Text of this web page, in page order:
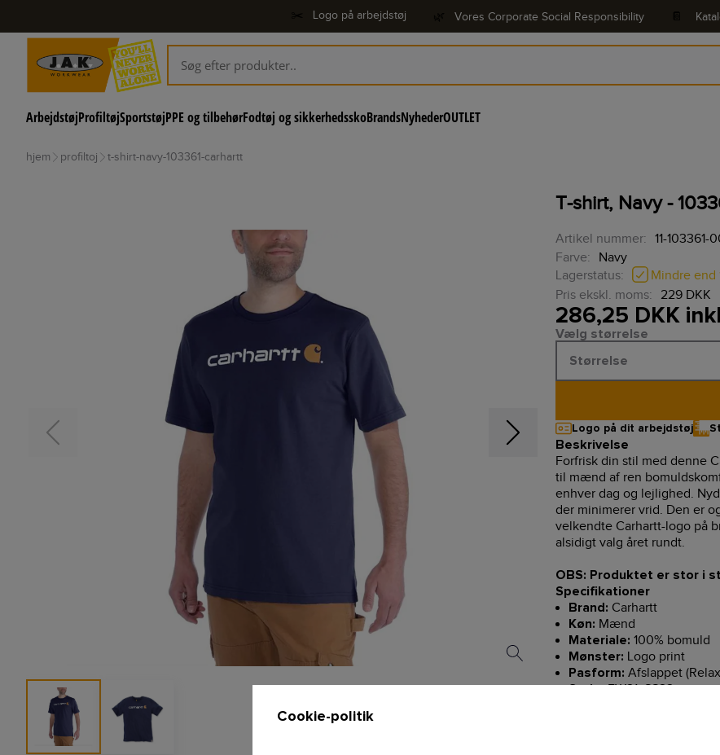
Logo på arbejdstøj Vores Corporate Social Responsibility
ArbejdstøjProfiltøjSportstøjPPE og tilbehørFodtøj og sikkerhedsskoBrandsNyhederOUTLET
hjem profiltoj t-shirt-navy-103361-carhartt
Cookie-politik
T-shirt, Navy -
Artikel nummer:
11-103361-
Farve:
Navy
Lagerstatus:
Mindre end
Pris ekskl. moms:
229 DKK
286,25 DKK
Vælg størrelse
Størrelse
Logo på dit arbejdstøj
Beskrivelse
Forfrisk din stil med denne
til mænd af ren
enhver dag og lejlighed.
der minimerer vrid. Den er
velkendte Carhartt-logo på
alsidigt valg året rundt.
OBS: Produktet er stor i
Specifikationer
Brand: Carhartt
Køn: Mænd
Materiale: 100% bomuld
Mønster: Logo print
Pasform: Afslappet
Serie:FW21, SS22